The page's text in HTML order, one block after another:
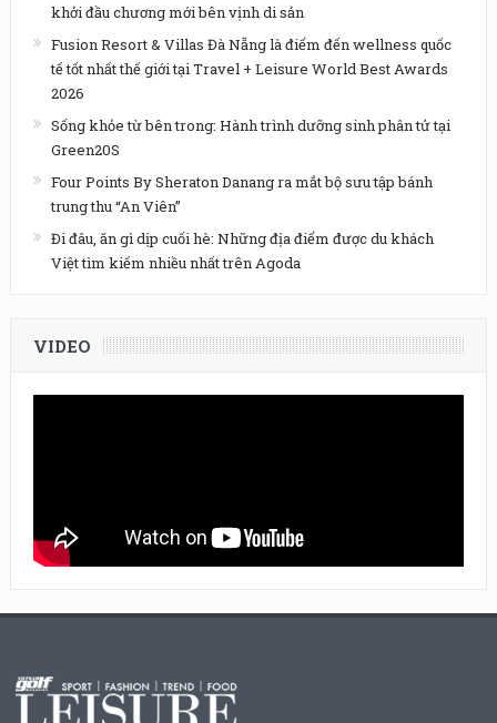
khởi đầu chương mới bên vịnh di sản
Fusion Resort & Villas Đà Nẵng là điểm đến wellness quốc
tế tốt nhất thế giới tại Travel + Leisure World Best Awards
2026
Sống khỏe từ bên trong: Hành trình dưỡng sinh phân tử tại
Green20S
Four Points By Sheraton Danang ra mắt bộ sưu tập bánh
trung thu “An Viên”
Đi đâu, ăn gì dịp cuối hè: Những địa điểm được du khách
Việt tìm kiếm nhiều nhất trên Agoda
VIDEO